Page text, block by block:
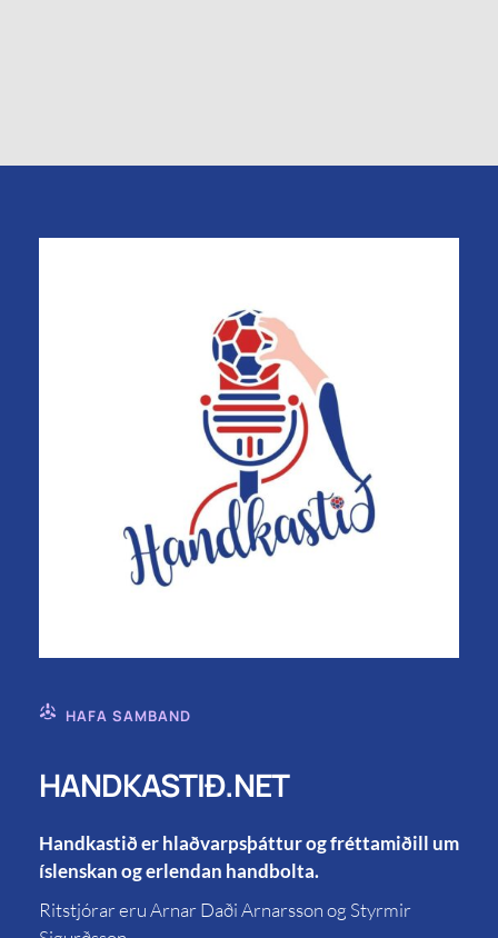
HAFA SAMBAND
HANDKASTIÐ.NET
Handkastið er hlaðvarpsþáttur og fréttamiðill um
íslenskan og erlendan handbolta.
Ritstjórar eru Arnar Daði Arnarsson og Styrmir